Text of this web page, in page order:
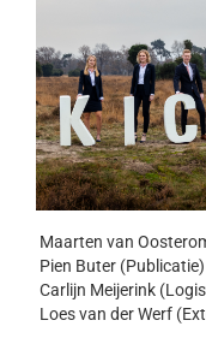
Maarten van
Pien Buter (Publicatie)
Carlijn Meijerink
Loes van der Werf